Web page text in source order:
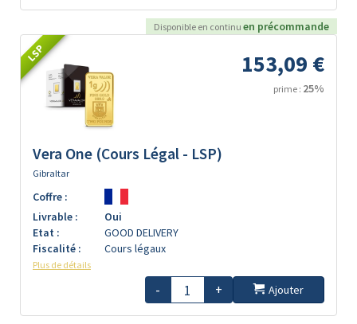
Disponible en continu en précommande
LSP 153,09 €
prime : 25%
Vera One (Cours Légal - LSP)
Gibraltar
Coffre :
Livrable :
Oui
Etat :
GOOD DELIVERY
Fiscalité :
Cours légaux
Plus de détails
- + Ajouter